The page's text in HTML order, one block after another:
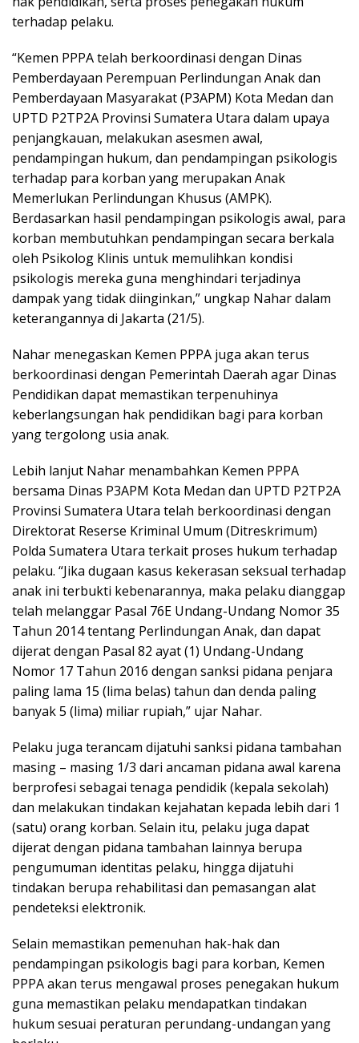
terhadap pelaku.
“Kemen PPPA telah berkoordinasi dengan Dinas
Pemberdayaan Perempuan Perlindungan Anak dan
Pemberdayaan Masyarakat (P3APM) Kota Medan dan
UPTD P2TP2A Provinsi Sumatera Utara dalam upaya
penjangkauan, melakukan asesmen awal,
pendampingan hukum, dan pendampingan psikologis
terhadap para korban yang merupakan Anak
Memerlukan Perlindungan Khusus (AMPK).
Berdasarkan hasil pendampingan psikologis awal, para
korban membutuhkan pendampingan secara berkala
oleh Psikolog Klinis untuk memulihkan kondisi
psikologis mereka guna menghindari terjadinya
dampak yang tidak diinginkan,” ungkap Nahar dalam
keterangannya di Jakarta (21/5).
Nahar menegaskan Kemen PPPA juga akan terus
berkoordinasi dengan Pemerintah Daerah agar Dinas
Pendidikan dapat memastikan terpenuhinya
keberlangsungan hak pendidikan bagi para korban
yang tergolong usia anak.
Lebih lanjut Nahar menambahkan Kemen PPPA
bersama Dinas P3APM Kota Medan dan UPTD P2TP2A
Provinsi Sumatera Utara telah berkoordinasi dengan
Direktorat Reserse Kriminal Umum (Ditreskrimum)
Polda Sumatera Utara terkait proses hukum terhadap
pelaku. “Jika dugaan kasus kekerasan seksual terhadap
anak ini terbukti kebenarannya, maka pelaku dianggap
telah melanggar Pasal 76E Undang-Undang Nomor 35
Tahun 2014 tentang Perlindungan Anak, dan dapat
dijerat dengan Pasal 82 ayat (1) Undang-Undang
Nomor 17 Tahun 2016 dengan sanksi pidana penjara
paling lama 15 (lima belas) tahun dan denda paling
banyak 5 (lima) miliar rupiah,” ujar Nahar.
Pelaku juga terancam dijatuhi sanksi pidana tambahan
masing – masing 1/3 dari ancaman pidana awal karena
berprofesi sebagai tenaga pendidik (kepala sekolah)
dan melakukan tindakan kejahatan kepada lebih dari 1
(satu) orang korban. Selain itu, pelaku juga dapat
dijerat dengan pidana tambahan lainnya berupa
pengumuman identitas pelaku, hingga dijatuhi
tindakan berupa rehabilitasi dan pemasangan alat
pendeteksi elektronik.
Selain memastikan pemenuhan hak-hak dan
pendampingan psikologis bagi para korban, Kemen
PPPA akan terus mengawal proses penegakan hukum
guna memastikan pelaku mendapatkan tindakan
hukum sesuai peraturan perundang-undangan yang